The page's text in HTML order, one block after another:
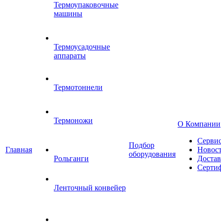
Главная
Термоупаковочные
машины
Термоусадочные
аппараты
Термотоннели
Термоножи
Рольганги
Ленточный конвейер
Подбор
оборудования
О Компании